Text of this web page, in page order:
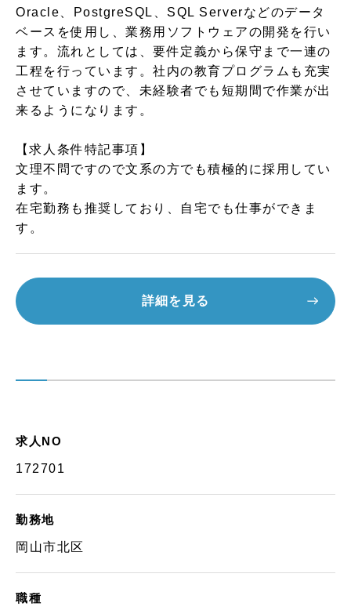
Oracle、PostgreSQL、SQL Serverなどのデータ
ベースを使用し、業務用ソフトウェアの開発を行い
ます。流れとしては、要件定義から保守まで一連の
工程を行っています。社内の教育プログラムも充実
させていますので、未経験者でも短期間で作業が出
来るようになります。
【求人条件特記事項】
文理不問ですので文系の方でも積極的に採用してい
ます。
在宅勤務も推奨しており、自宅でも仕事ができま
す。
詳細を見る
求人NO
172701
勤務地
岡山市北区
職種